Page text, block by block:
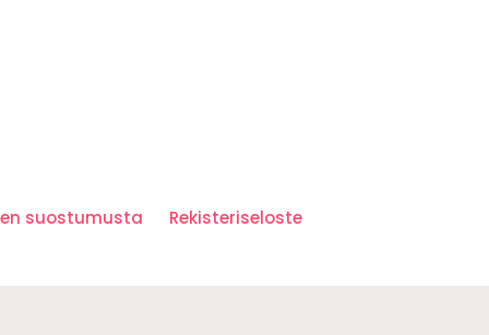
suostumusta Rekisteriseloste